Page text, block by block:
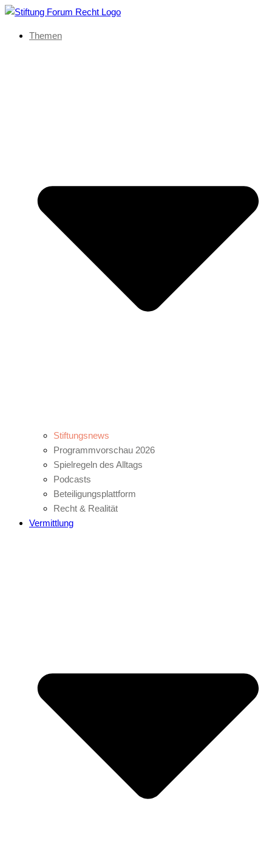
Themen
Stiftungsnews
Programmvorschau 2026
Spielregeln des Alltags
Podcasts
Beteiligungsplattform
Recht & Realität
Vermittlung